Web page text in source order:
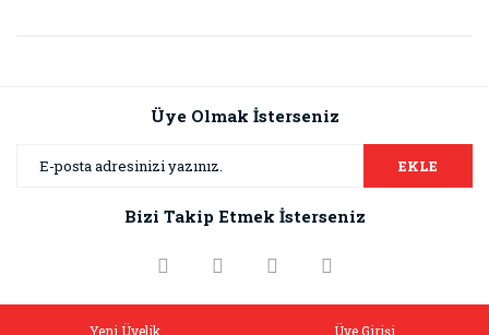
Görüş ve önerileriniz için teşekkür ederiz.
Ürün resmi kalitesiz, bozuk veya görüntülenemiyor.
Ürün bilgilerinde hatalar bulunuyor.
Üye Olmak İsterseniz
EKLE
Bizi Takip Etmek İsterseniz
Yeni Üyelik Üye Girişi